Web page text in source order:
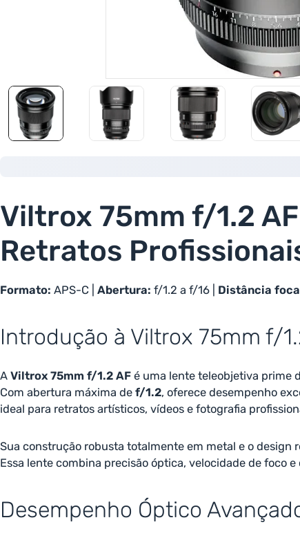
Viltrox 75mm f/1.2
Retratos
Formato: APS-C | Abertura: f/1.2 a f/16 | Distância
Introdução à Viltrox 75mm f/
A Viltrox 75mm f/1.2 AF é uma lente teleobjetiva prime
Com abertura máxima de f/1.2, oferece desempenho
ideal para retratos artísticos, vídeos e fotografia
Sua construção robusta totalmente em metal e o
Essa lente combina precisão óptica, velocidade de foco
Desempenho Óptico